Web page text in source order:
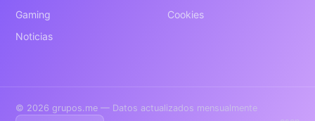
Gaming
Noticias
Cookies
© 2026 grupos.me — Datos actualizados mensualmente